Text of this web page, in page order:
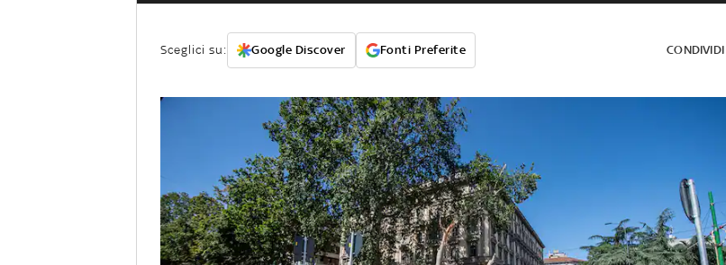
Sceglici su: Google Discover Fonti Preferite CONDIVIDI